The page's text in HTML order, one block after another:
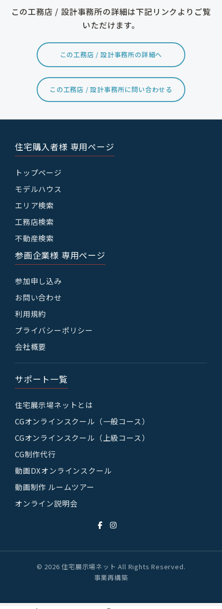
この工務店 / 設計事務所の詳細は下記リンクよりご覧
いただけます。
この工務店 / 設計事務所の詳細へ
この工務店 / 設計事務所に問い合わせる
住宅購入者様 専用ページ
トップページ
モデルハウス
エリア検索
工務店検索
不動産検索
参画企業様 専用ページ
参加申し込み
お問い合わせ
利用規約
プライバシーポリシー
会社概要
サポート一覧
住宅展示場ネットとは
CGオンラインスクール（一般コース）
CGオンラインスクール（上級コース）
CG制作代行
動画DXオンラインスクール
動画制作 ルームツアー
オンライン説明会
© 2026 住宅展示場ネット All Rights Reserved.
事業再構築